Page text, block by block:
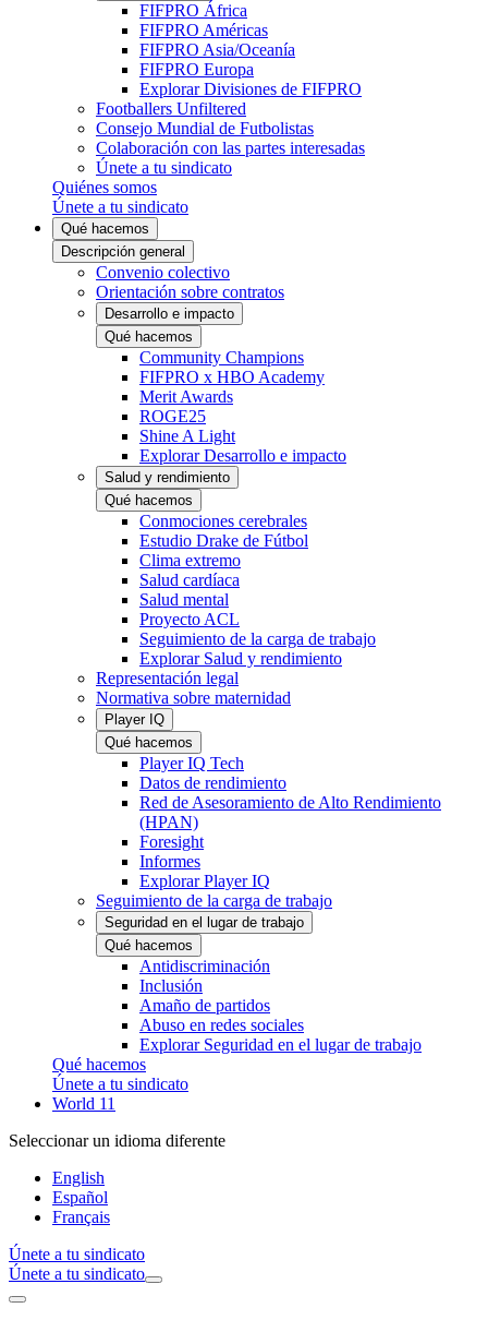
FIFPRO África
FIFPRO Américas
FIFPRO Asia/Oceanía
FIFPRO Europa
Explorar Divisiones de FIFPRO
Footballers Unfiltered
Consejo Mundial de Futbolistas
Colaboración con las partes interesadas
Únete a tu sindicato
Quiénes somos
Únete a tu sindicato
Qué hacemos
Descripción general
Convenio colectivo
Orientación sobre contratos
Desarrollo e impacto
Qué hacemos
Community Champions
FIFPRO x HBO Academy
Merit Awards
ROGE25
Shine A Light
Explorar Desarrollo e impacto
Salud y rendimiento
Qué hacemos
Conmociones cerebrales
Estudio Drake de Fútbol
Clima extremo
Salud cardíaca
Salud mental
Proyecto ACL
Seguimiento de la carga de trabajo
Explorar Salud y rendimiento
Representación legal
Normativa sobre maternidad
Player IQ
Qué hacemos
Player IQ Tech
Datos de rendimiento
Red de Asesoramiento de Alto Rendimiento
(HPAN)
Foresight
Informes
Explorar Player IQ
Seguimiento de la carga de trabajo
Seguridad en el lugar de trabajo
Qué hacemos
Antidiscriminación
Inclusión
Amaño de partidos
Abuso en redes sociales
Explorar Seguridad en el lugar de trabajo
Qué hacemos
Únete a tu sindicato
World 11
Seleccionar un idioma diferente
English
Español
Français
Únete a tu sindicato
Únete a tu sindicato